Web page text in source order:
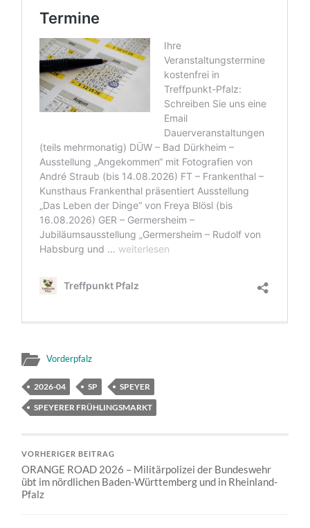
Vorderpfalz
2026-04 SP
SPEYER
SPEYERER FRÜHLINGSMARKT
VORHERIGER BEITRAG
ORANGE ROAD 2026 – Militärpolizei der Bundeswehr
übt im nördlichen Baden-Württemberg und in Rheinland-
Pfalz